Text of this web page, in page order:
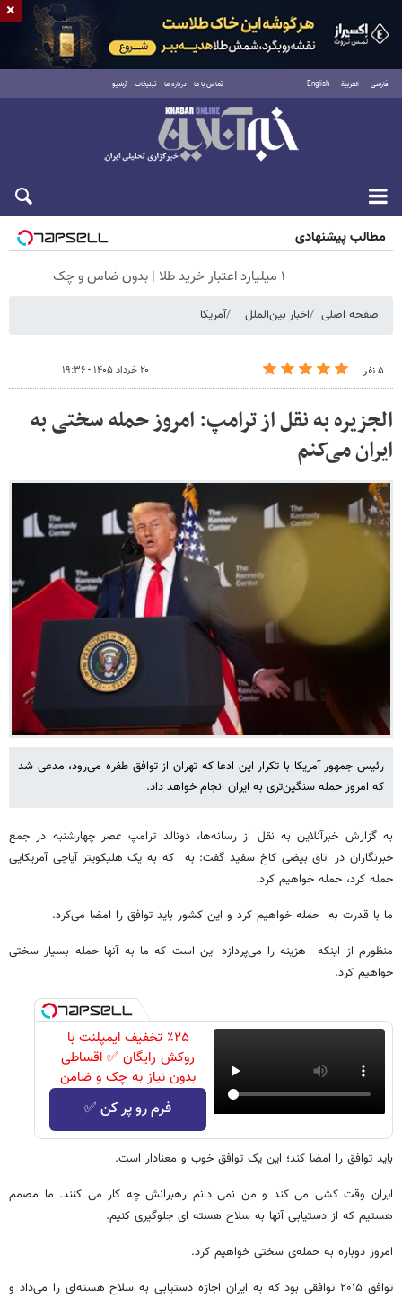
فارسی العربية English تماس با ما درباره ما تبلیغات آرشیو
جمعه ۱۶ مرداد ۱۴۰۵
مطالب پیشنهادی
۱ میلیارد اعتبار خرید طلا | بدون ضامن و چک
صفحه اصلی اخبار بین‌الملل آمریکا
۵ نفر ۲۰ خرداد ۱۴۰۵ - ۱۹:۳۶
الجزیره به نقل از ترامپ: امروز حمله سختی به
ایران می‌کنم
رئیس جمهور آمریکا با تکرار این ادعا که تهران از توافق طفره می‌رود، مدعی شد
که امروز حمله سنگین‌تری به ایران انجام خواهد داد.
به گزارش خبرآنلاین به نقل از رسانه‌ها، دونالد ترامپ عصر چهارشنبه در جمع
خبرنگاران در اتاق بیضی کاخ سفید گفت: به که به یک هلیکوپتر آپاچی آمریکایی
حمله کرد، حمله خواهیم کرد.
ما با قدرت به حمله خواهیم کرد و این کشور باید توافق را امضا می‌کرد.
منظورم از اینکه هزینه را می‌پردازد این است که ما به آنها حمله بسیار سختی
خواهیم کرد.
٪۲۵ تخفیف ایمپلنت با
روکش رایگان ✅ اقساطی
بدون نیاز به چک و ضامن
فرم رو پر کن ✅
باید توافق را امضا کند؛ این یک توافق خوب و معنادار است.
ایران وقت کشی می کند و من نمی دانم رهبرانش چه کار می کنند. ما مصمم
هستیم که از دستیابی آنها به سلاح هسته ای جلوگیری کنیم.
امروز دوباره به حمله‌ی سختی خواهیم کرد.
توافق ۲۰۱۵ توافقی بود که به ایران اجازه دستیابی به سلاح هسته‌ای را می‌داد و
×